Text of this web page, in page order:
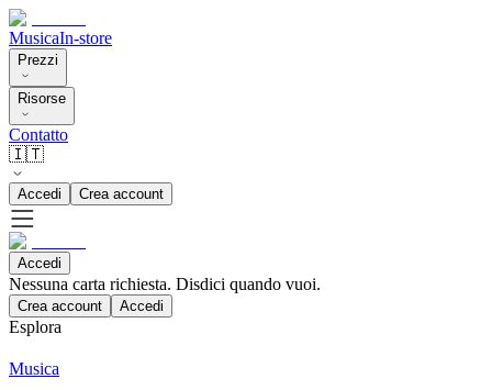
MusicaIn-store
Prezzi
Risorse
Contatto
🇮🇹
Accedi Crea account
Accedi
Nessuna carta richiesta. Disdici quando vuoi.
Crea account Accedi
Esplora
Musica